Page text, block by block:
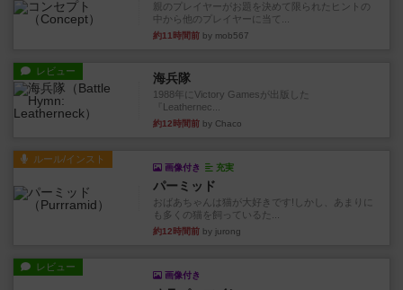
親のプレイヤーがお題を決めて限られたヒントの
中から他のプレイヤーに当て...
約11時間前 by mob567
レビュー 海兵隊
1988年にVictory Gamesが出版した
『Leathernec...
約12時間前 by Chaco
ルール/インスト
画像付き 充実
パーミッド
おばあちゃんは猫が大好きです!しかし、あまりに
も多くの猫を飼っているた...
約12時間前 by jurong
レビュー
画像付き